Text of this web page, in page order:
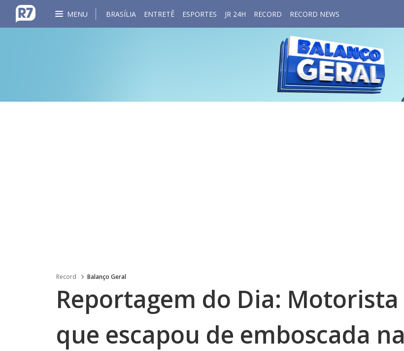
MENU BRASÍLIA ENTRETÊ ESPORTES JR 24H RECORD RECORD NEWS
Record Balanço Geral
Reportagem do Dia: Motorista
que escapou de emboscada na